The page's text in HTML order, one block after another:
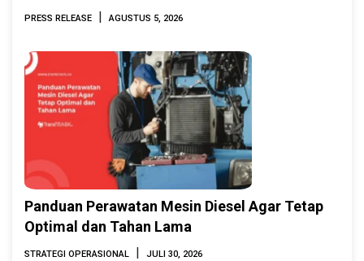
Indonesia Marine & Offshore Expo (IMOX)
PRESS RELEASE | AGUSTUS 5, 2026
Panduan Perawatan Mesin Diesel Agar Tetap
Optimal dan Tahan Lama
STRATEGI OPERASIONAL | JULI 30, 2026